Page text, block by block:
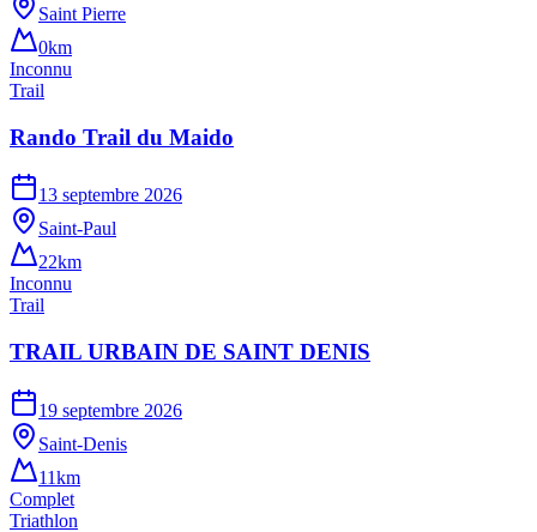
Saint Pierre
0km
Inconnu
Trail
Rando Trail du Maido
13 septembre 2026
Saint-Paul
22km
Inconnu
Trail
TRAIL URBAIN DE SAINT DENIS
19 septembre 2026
Saint-Denis
11km
Complet
Triathlon